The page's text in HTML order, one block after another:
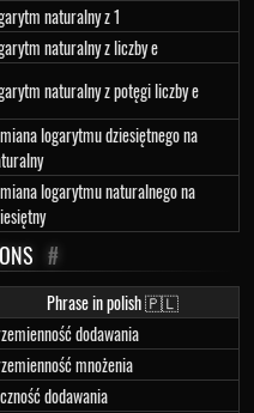
naturalny z 1
naturalny z liczby e
naturalny z potęgi liczby e
logarytmu dziesiętnego na
logarytmu naturalnego na
#
Phrase in polish 🇵🇱
dodawania
mnożenia
dodawania